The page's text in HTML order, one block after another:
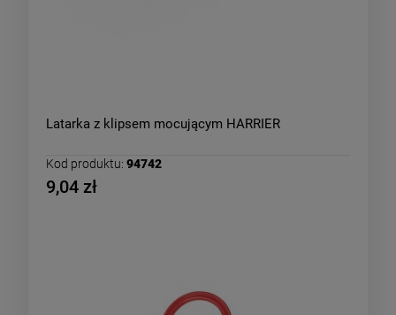
Latarka z klipsem mocującym HARRIER
Kod produktu: 94742
9,04 zł